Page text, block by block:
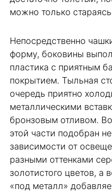
можно только
Непосредственно
форму, боковины
пластика с приятным
покрытием. Тыльная
очередь приятно
металлическими
бронзовым отливом.
этой части подобран
зависимости от
разными оттенками
золотистого цветов, а
«под металл»